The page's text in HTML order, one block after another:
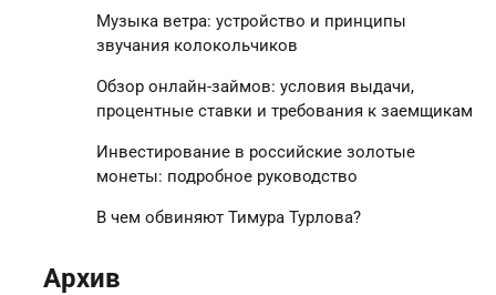
Музыка ветра: устройство и принципы
звучания колокольчиков
Обзор онлайн-займов: условия выдачи,
процентные ставки и требования к заемщикам
Инвестирование в российские золотые
монеты: подробное руководство
В чем обвиняют Тимура Турлова?
Архив